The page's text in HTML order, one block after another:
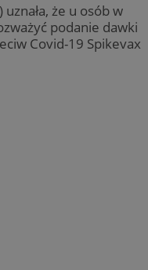
że u osób w
podanie dawki
Covid-19 Spikevax